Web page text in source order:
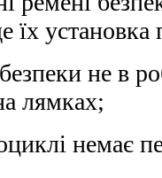
їх
не в
лямках;
немає